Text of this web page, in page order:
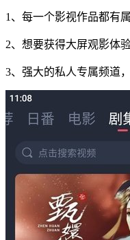
1、每一个影视作品都有
2、想要获得大屏观影体
3、强大的私人专属频道